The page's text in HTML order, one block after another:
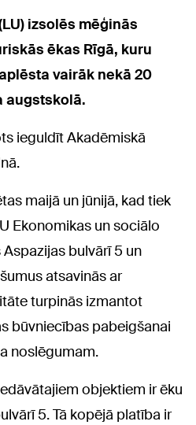
izsolēs mēģinās
ēkas Rīgā, kuru
vairāk nekā 20
augstskolā.
ieguldīt Akadēmiskā
maijā un jūnijā, kad tiek
Ekonomikas un sociālo
bulvārī 5 un
atsavinās ar
turpinās izmantot
būvniecības pabeigšanai
noslēgumam.
objektiem ir ēku
5. Tā kopējā platība ir